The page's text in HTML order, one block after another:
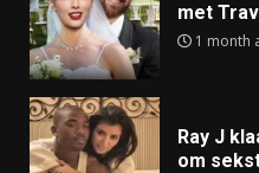
met
1 month
Ray J
om